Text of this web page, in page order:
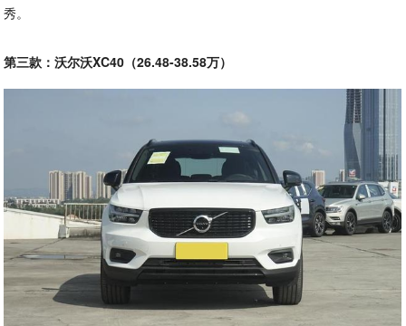
秀。
第三款：沃尔沃XC40（26.48-38.58万）